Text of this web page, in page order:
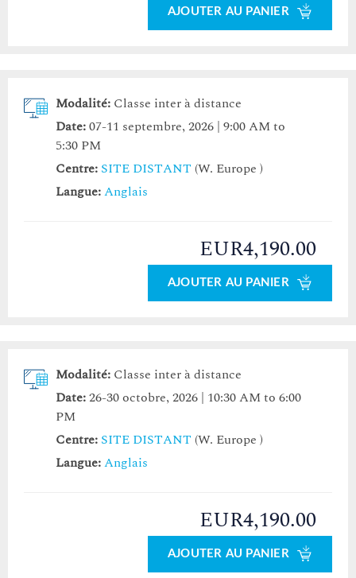
AJOUTER AU PANIER
Modalité: Classe inter à distance
Date:07-11 septembre, 2026 | 9:00 AM to
5:30 PM
Centre: SITE DISTANT (W. Europe )
Langue:Anglais
EUR4,190.00
AJOUTER AU PANIER
Modalité: Classe inter à distance
Date:26-30 octobre, 2026 | 10:30 AM to 6:00
PM
Centre: SITE DISTANT (W. Europe )
Langue:Anglais
EUR4,190.00
AJOUTER AU PANIER